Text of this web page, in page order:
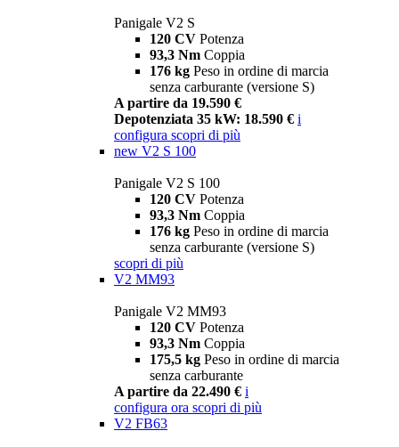
Panigale V2 S
120 CV Potenza
93,3 Nm Coppia
176 kg Peso in ordine di marcia
senza carburante (versione S)
A partire da 19.590 €
Depotenziata 35 kW: 18.590 € i
configura scopri di più
new V2 S 100
Panigale V2 S 100
120 CV Potenza
93,3 Nm Coppia
176 kg Peso in ordine di marcia
senza carburante (versione S)
scopri di più
V2 MM93
Panigale V2 MM93
120 CV Potenza
93,3 Nm Coppia
175,5 kg Peso in ordine di marcia
senza carburante
A partire da 22.490 € i
configura ora scopri di più
V2 FB63